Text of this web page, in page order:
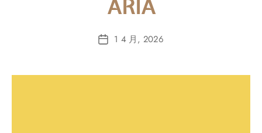
ARIA
Post1 4 月, 2026